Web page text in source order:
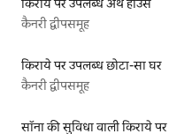
किराये पर उपलब्ध अर्थ हाउस
कैनरी द्वीपसमूह
किराये पर उपलब्ध छोटा-सा घर
कैनरी द्वीपसमूह